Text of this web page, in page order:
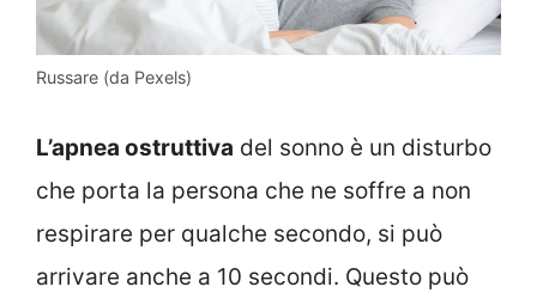
Russare (da Pexels)
L’apnea ostruttiva del sonno è un disturbo
che porta la persona che ne soffre a non
respirare per qualche secondo, si può
arrivare anche a 10 secondi. Questo può